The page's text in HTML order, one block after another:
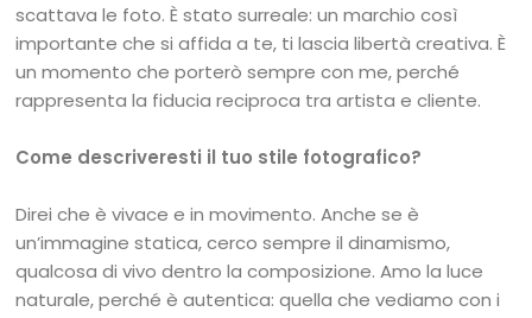
scattava le foto. È stato surreale: un marchio così
importante che si affida a te, ti lascia libertà creativa. È
un momento che porterò sempre con me, perché
rappresenta la fiducia reciproca tra artista e cliente.
Come descriveresti il tuo stile fotografico?
Direi che è vivace e in movimento. Anche se è
un’immagine statica, cerco sempre il dinamismo,
qualcosa di vivo dentro la composizione. Amo la luce
naturale, perché è autentica: quella che vediamo con i